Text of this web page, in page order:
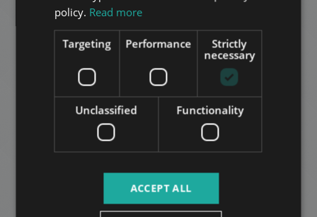
SZÉKELY MIHÁLY UTCA
דמי שכירות:250.000 HUF
ITALIAN
SPANISH
RUSSIAN
ARABIC
policy. Read more
Strictly
necessary
Performance
Targeting
Functionality
Unclassified
ACCEPT ALL